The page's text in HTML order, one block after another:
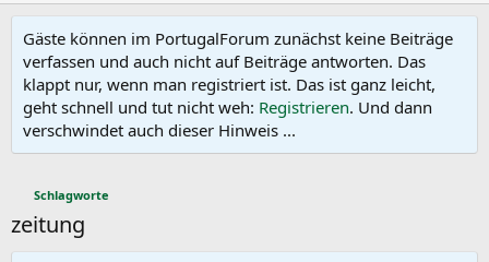
Gäste können im PortugalForum zunächst keine Beiträge
verfassen und auch nicht auf Beiträge antworten. Das
klappt nur, wenn man registriert ist. Das ist ganz leicht,
geht schnell und tut nicht weh: Registrieren. Und dann
verschwindet auch dieser Hinweis ...
Schlagworte
zeitung